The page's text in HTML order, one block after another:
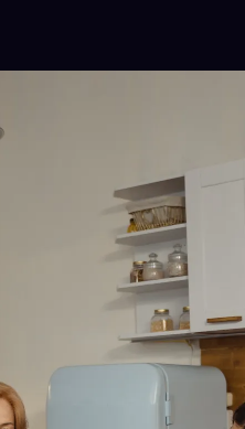
一鍵配搭